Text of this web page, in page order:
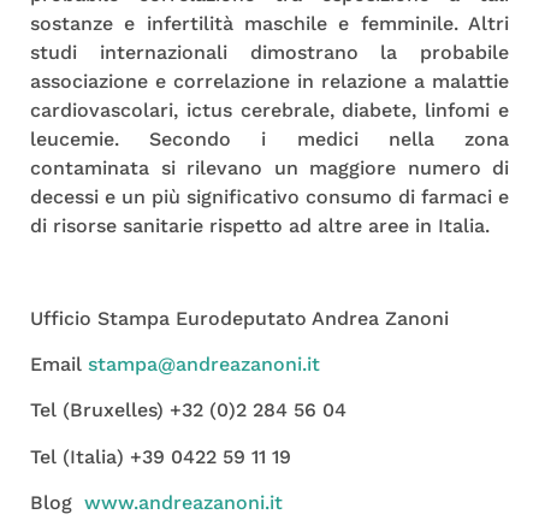
sostanze e infertilità maschile e femminile. Altri
studi internazionali dimostrano la probabile
associazione e correlazione in relazione a malattie
cardiovascolari, ictus cerebrale, diabete, linfomi e
leucemie. Secondo i medici nella zona
contaminata si rilevano un maggiore numero di
decessi e un più significativo consumo di farmaci e
di risorse sanitarie rispetto ad altre aree in Italia.
Ufficio Stampa Eurodeputato Andrea Zanoni
Email stampa@andreazanoni.it
Tel (Bruxelles) +32 (0)2 284 56 04
Tel (Italia) +39 0422 59 11 19
Blog www.andreazanoni.it